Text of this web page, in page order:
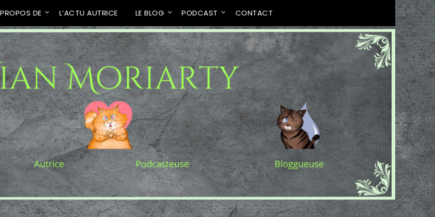
DE L’ACTU AUTRICE LE BLOG PODCAST CONTACT